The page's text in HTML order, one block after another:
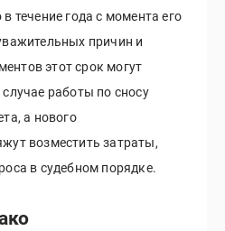
течение года с момента его
причин и
этот срок могут
работы по сносу
а нового
возместить затраты,
в судебном порядке.